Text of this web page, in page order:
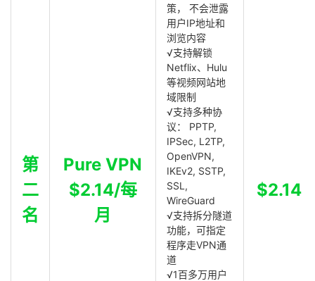
第
二
名
Pure VPN
$2.14/每
月
策， 不会泄露
用户IP地址和
浏览内容
√支持解锁
Netflix、Hulu
等视频网站地
域限制
√支持多种协
议： PPTP,
IPSec, L2TP,
OpenVPN,
IKEv2, SSTP,
SSL,
WireGuard
√支持拆分隧道
功能，可指定
程序走VPN通
道
√1百多万用户
$2.14